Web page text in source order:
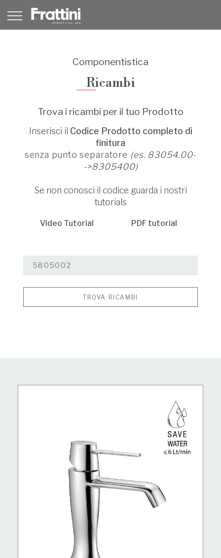
Componentistica
Ricambi
Trova i ricambi per il tuo Prodotto
Inserisci il Codice Prodotto completo di
finitura
senza punto separatore (es. 83054.00-
->8305400)
Se non conosci il codice guarda i nostri
tutorials
Video Tutorial PDF tutorial
TROVA RICAMBI